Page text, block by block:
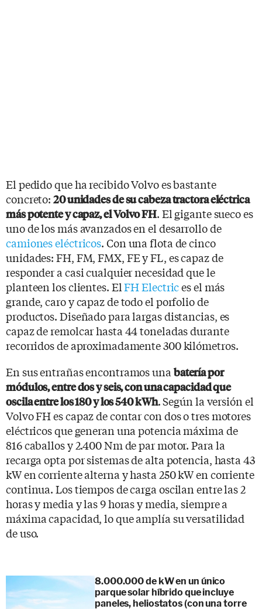
El pedido que ha recibido Volvo es bastante
concreto:20 unidades de su cabeza tractora eléctrica
más potente y capaz, el Volvo FH. El gigante sueco es
uno de los más avanzados en el desarrollo de
camiones eléctricos. Con una flota de cinco
unidades: FH, FM, FMX, FE y FL, es capaz de
responder a casi cualquier necesidad que le
planteen los clientes. ElFH Electrices el más
grande, caro y capaz de todo el porfolio de
productos. Diseñado para largas distancias, es
capaz de remolcar hasta 44 toneladas durante
recorridos de aproximadamente 300 kilómetros.
En sus entrañas encontramos una batería por
módulos, entre dos y seis, con una capacidad que
oscila entre los 180 y los 540 kWh. Según la versión el
Volvo FH es capaz de contar con dos o tres motores
eléctricos que generan una potencia máxima de
816 caballos y 2.400 Nm de par motor. Para la
recarga opta por sistemas de alta potencia, hasta 43
kW en corriente alterna y hasta 250 kW en corriente
continua. Los tiempos de carga oscilan entre las 2
horas y media y las 9 horas y media, siempre a
máxima capacidad, lo que amplía su versatilidad
de uso.
8.000.000 de kW en un único
parque solar híbrido que incluye
paneles, heliostatos (con una torre